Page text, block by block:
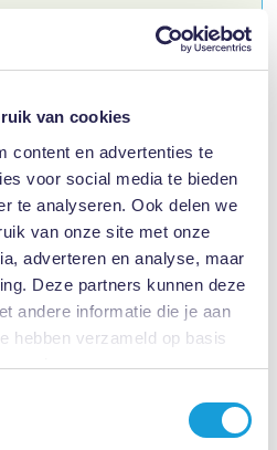
van cookies
content en advertenties te
voor social media te bieden
te analyseren. Ook delen we
van onze site met onze
adverteren en analyse, maar
Deze partners kunnen deze
andere informatie die je aan
hebben verzameld op basis
services.
een WIA-besluit
van het UWV op de WIA-